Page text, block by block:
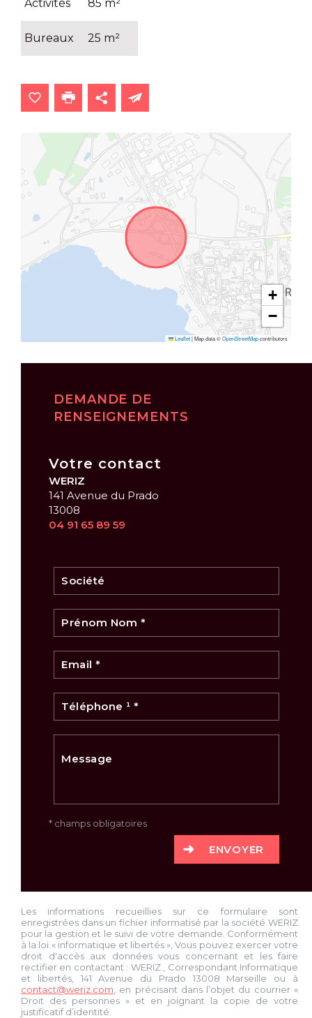
Activités 85 m²
Bureaux 25 m²
+
−
Leaflet|Map data ©OpenStreetMapcontributors
DEMANDE DE
RENSEIGNEMENTS
Votre contact
WERIZ
141 Avenue du Prado
13008
04 91 65 89 59
* champs obligatoires
ENVOYER
Les informations recueillies sur ce formulaire sont
enregistrées dans un fichier informatisé par la société WERIZ
pour la gestion et le suivi de votre demande. Conformément
à la loi « informatique et libertés », Vous pouvez exercer votre
droit d'accès aux données vous concernant et les faire
rectifier en contactant : WERIZ
, Correspondant Informatique
et libertés, 141 Avenue du Prado 13008 Marseille ou à
contact@weriz.com , en précisant dans l’objet du courrier «
Droit des personnes » et en joignant la copie de votre
justificatif d’identité.